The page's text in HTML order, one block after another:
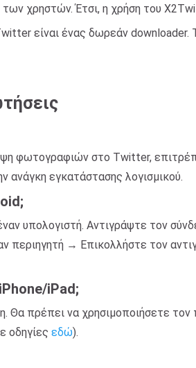
χρηστών. Έτσι, η χρήση του
είναι ένας δωρεάν downloader.
φωτογραφιών στο Twitter,
εγκατάστασης λογισμικού.
υπολογιστή. Αντιγράψτε τον
→ Επικολλήστε τον
iPad;
πρέπει να χρησιμοποιήσετε τον
οδηγίες εδώ).